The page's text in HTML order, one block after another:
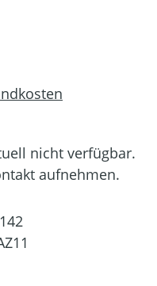
nicht verfügbar.
aufnehmen.